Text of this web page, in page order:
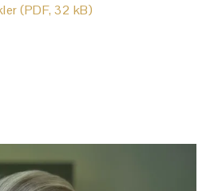
(PDF, 32 kB)